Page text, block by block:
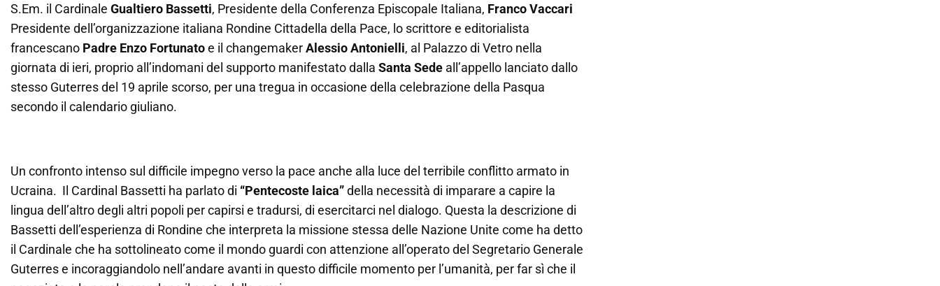
S.Em. il Cardinale Gualtiero Bassetti, Presidente della Conferenza Episcopale Italiana, Franco Vaccari
Presidente dell’organizzazione italiana Rondine Cittadella della Pace, lo scrittore e editorialista
francescano Padre Enzo Fortunatoe il changemakerAlessio Antonielli, al Palazzo di Vetro nella
giornata di ieri, proprio all’indomani del supporto manifestato dalla Santa Sede all’appello lanciato dallo
stesso Guterres del 19 aprile scorso, per una tregua in occasione della celebrazione della Pasqua
secondo il calendario giuliano.
Un confronto intenso sul difficile impegno verso la pace anche alla luce del terribile conflitto armato in
Ucraina. Il Cardinal Bassetti ha parlato di “Pentecoste laica”della necessità di imparare a capire la
lingua dell’altro degli altri popoli per capirsi e tradursi, di esercitarci nel dialogo. Questa la descrizione di
Bassetti dell’esperienza di Rondine che interpreta la missione stessa delle Nazione Unite come ha detto
il Cardinale che ha sottolineato come il mondo guardi con attenzione all’operato del Segretario Generale
Guterres e incoraggiandolo nell’andare avanti in questo difficile momento per l’umanità, per far sì che il